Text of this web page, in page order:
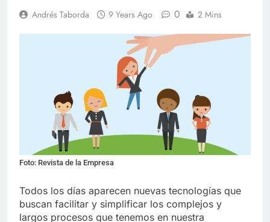
Andrés Taborda 9 Years Ago 0 2 Mins
Foto: Revista de la Empresa
Todos los días aparecen nuevas tecnologías que
buscan facilitar y simplificar los complejos y
largos procesos que tenemos en nuestra